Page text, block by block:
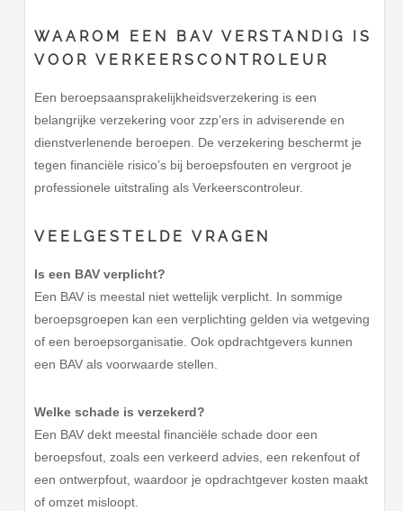
WAAROM EEN BAV VERSTANDIG IS
VOOR VERKEERSCONTROLEUR
Een beroepsaansprakelijkheidsverzekering is een
belangrijke verzekering voor zzp’ers in adviserende en
dienstverlenende beroepen. De verzekering beschermt je
tegen financiële risico’s bij beroepsfouten en vergroot je
professionele uitstraling als Verkeerscontroleur.
VEELGESTELDE VRAGEN
Is een BAV verplicht?
Een BAV is meestal niet wettelijk verplicht. In sommige
beroepsgroepen kan een verplichting gelden via wetgeving
of een beroepsorganisatie. Ook opdrachtgevers kunnen
een BAV als voorwaarde stellen.
Welke schade is verzekerd?
Een BAV dekt meestal financiële schade door een
beroepsfout, zoals een verkeerd advies, een rekenfout of
een ontwerpfout, waardoor je opdrachtgever kosten maakt
of omzet misloopt.